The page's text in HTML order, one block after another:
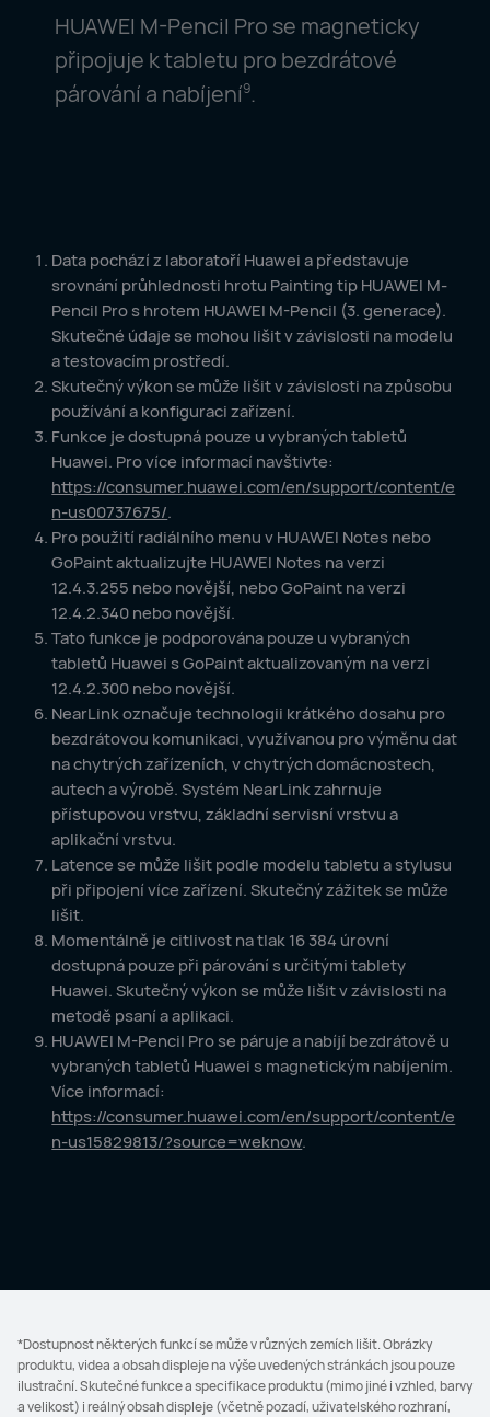
HUAWEI M-Pencil Pro se magneticky
připojuje k tabletu pro bezdrátové
párování a nabíjení9.
Data pochází z laboratoří Huawei a představuje
srovnání průhlednosti hrotu Painting tip HUAWEI M-
Pencil Pro s hrotem HUAWEI M-Pencil (3. generace).
Skutečné údaje se mohou lišit v závislosti na modelu
a testovacím prostředí.
Skutečný výkon se může lišit v závislosti na způsobu
používání a konfiguraci zařízení.
Funkce je dostupná pouze u vybraných tabletů
Huawei. Pro více informací navštivte:
https://consumer.huawei.com/en/support/content/e
n-us00737675/
Pro použití radiálního menu v HUAWEI Notes nebo
GoPaint aktualizujte HUAWEI Notes na verzi
12.4.3.255 nebo novější, nebo GoPaint na verzi
12.4.2.340 nebo novější.
Tato funkce je podporována pouze u vybraných
tabletů Huawei s GoPaint aktualizovaným na verzi
12.4.2.300 nebo novější.
NearLink označuje technologii krátkého dosahu pro
bezdrátovou komunikaci, využívanou pro výměnu dat
na chytrých zařízeních, v chytrých domácnostech,
autech a výrobě. Systém NearLink zahrnuje
přístupovou vrstvu, základní servisní vrstvu a
aplikační vrstvu.
Latence se může lišit podle modelu tabletu a stylusu
při připojení více zařízení. Skutečný zážitek se může
lišit.
Momentálně je citlivost na tlak 16 384 úrovní
dostupná pouze při párování s určitými tablety
Huawei. Skutečný výkon se může lišit v závislosti na
metodě psaní a aplikaci.
HUAWEI M-Pencil Pro se páruje a nabíjí bezdrátově u
vybraných tabletů Huawei s magnetickým nabíjením.
Více informací:
https://consumer.huawei.com/en/support/content/e
n-us15829813/?source=weknow
*Dostupnost některých funkcí se může v různých zemích lišit. Obrázky
produktu, videa a obsah displeje na výše uvedených stránkách jsou pouze
ilustrační. Skutečné funkce a specifikace produktu (mimo jiné i vzhled, barvy
a velikost) i reálný obsah displeje (včetně pozadí, uživatelského rozhraní,